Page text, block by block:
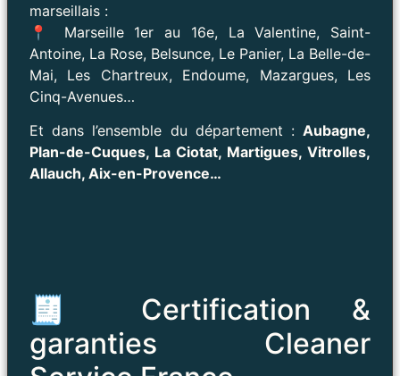
marseillais :
📍 Marseille 1er au 16e, La Valentine, Saint-
Antoine, La Rose, Belsunce, Le Panier, La Belle-de-
Mai, Les Chartreux, Endoume, Mazargues, Les
Cinq-Avenues…
Et dans l’ensemble du département : Aubagne,
Plan-de-Cuques, La Ciotat, Martigues, Vitrolles,
Allauch, Aix-en-Provence…
🧾 Certification &
garanties Cleaner